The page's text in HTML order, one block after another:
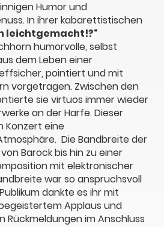
Humor und
In ihrer kabarettistischen
leichtgemacht!?“
humorvolle, selbst
dem Leben einer
pointiert und mit
vorgetragen. Zwischen den
sie virtuos immer wieder
an der Harfe. Dieser
Konzert eine
Die Bandbreite der
Barock bis hin zu einer
mit elektronischer
war so anspruchsvoll
dankte es ihr mit
Applaus und
Rückmeldungen im Anschluss